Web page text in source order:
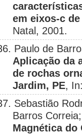
em eixos-c
Natal, 2001.
Paulo de
Aplicação da
de rochas
Jardim, PE,
Sebastião
Barros
Magnética do